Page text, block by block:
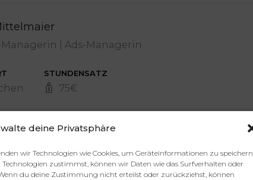
deine Privatsphäre
wir Technologien wie Cookies, um Geräteinformationen zu speichern
zustimmst, können wir Daten wie das Surfverhalten oder
du deine Zustimmung nicht erteilst oder zurückziehst, können
| Ads-Managerin
STUNDENSATZ
75€
für Webdesign und LinkedIn